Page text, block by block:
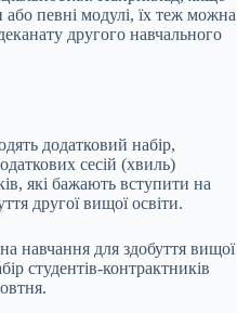
або певні модулі, їх теж можна
другого навчального
додатковий набір,
сесій (хвиль)
які бажають вступити на
другої вищої освіти.
навчання для здобуття вищої
студентів-контрактників